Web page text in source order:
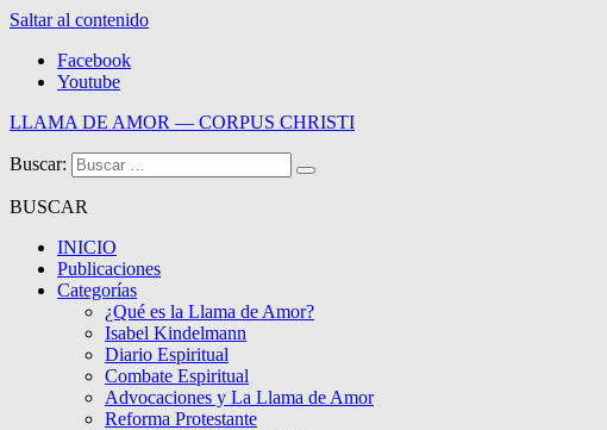
Saltar al contenido
Facebook
Youtube
LLAMA DE AMOR — CORPUS CHRISTI
Blog de la Llama de Amor
Buscar:
BUSCAR
INICIO
Publicaciones
Categorías
¿Qué es la Llama de Amor?
Isabel Kindelmann
Diario Espiritual
Combate Espiritual
Advocaciones y La Llama de Amor
Reforma Protestante